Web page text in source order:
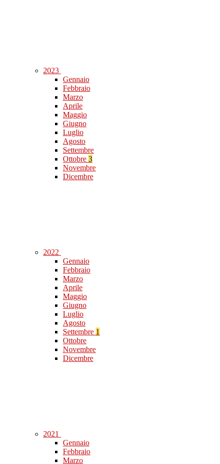
2023
Gennaio
Febbraio
Marzo
Aprile
Maggio
Giugno
Luglio
Agosto
Settembre
Ottobre 3
Novembre
Dicembre
2022
Gennaio
Febbraio
Marzo
Aprile
Maggio
Giugno
Luglio
Agosto
Settembre 1
Ottobre
Novembre
Dicembre
2021
Gennaio
Febbraio
Marzo